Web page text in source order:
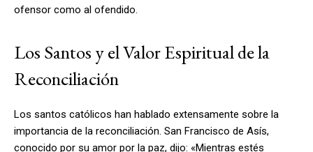
ofensor como al ofendido.
Los Santos y el Valor Espiritual de la
Reconciliación
Los santos católicos han hablado extensamente sobre la
importancia de la reconciliación. San Francisco de Asís,
conocido por su amor por la paz, dijo: «Mientras estés